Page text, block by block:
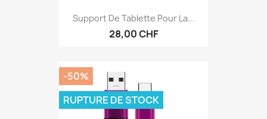
Support De Tablette Pour La...
28,00 CHF
-50%
RUPTURE DE STOCK